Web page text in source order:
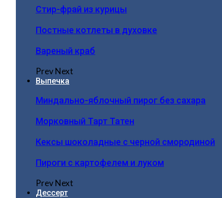
Стир-фрай из курицы
Постные котлеты в духовке
Вареный краб
PrevNext
Выпечка
Миндально-яблочный пирог без сахара
Морковный Тарт Татен
Кексы шоколадные с черной смородиной
Пироги c картофелем и луком
PrevNext
Дессерт